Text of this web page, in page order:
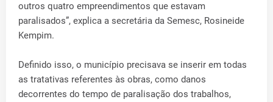
outros quatro empreendimentos que estavam
paralisados”, explica a secretária da Semesc, Rosineide
Kempim.
Definido isso, o município precisava se inserir em todas
as tratativas referentes às obras, como danos
decorrentes do tempo de paralisação dos trabalhos,